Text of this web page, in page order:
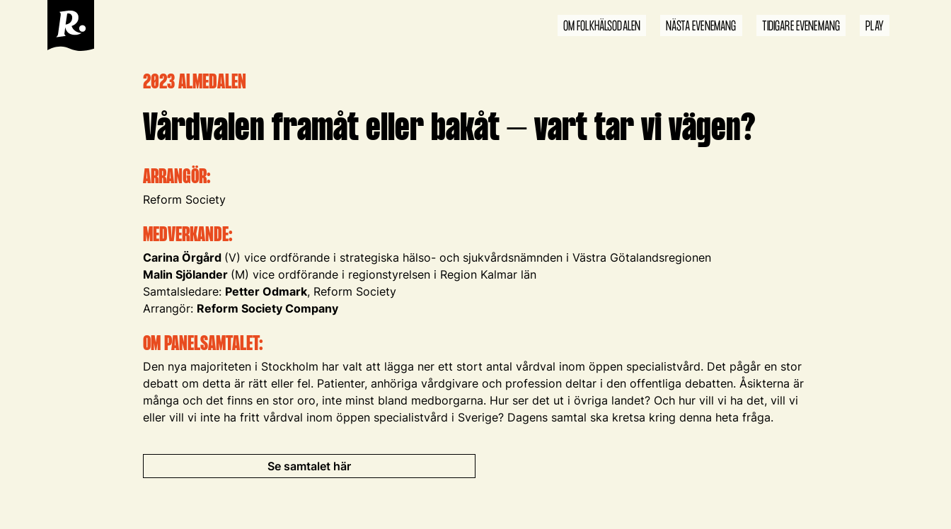
OM FOLKHÄLSODALEN NÄSTA EVENEMANG TIDIGARE EVENEMANG PLAY
2023 ALMEDALEN
Vårdvalen framåt eller bakåt – vart tar vi vägen?
ARRANGÖR:
Reform Society
MEDVERKANDE:
Carina Örgård (V) vice ordförande i strategiska hälso- och sjukvårdsnämnden i Västra Götalandsregionen
Malin Sjölander (M) vice ordförande i regionstyrelsen i Region Kalmar län
Samtalsledare: Petter Odmark, Reform Society
Arrangör: Reform Society Company
OM PANELSAMTALET:
Den nya majoriteten i Stockholm har valt att lägga ner ett stort antal vårdval inom öppen specialistvård. Det pågår en stor
debatt om detta är rätt eller fel. Patienter, anhöriga vårdgivare och profession deltar i den offentliga debatten. Åsikterna är
många och det finns en stor oro, inte minst bland medborgarna. Hur ser det ut i övriga landet? Och hur vill vi ha det, vill vi
eller vill vi inte ha fritt vårdval inom öppen specialistvård i Sverige? Dagens samtal ska kretsa kring denna heta fråga.
Se samtalet här